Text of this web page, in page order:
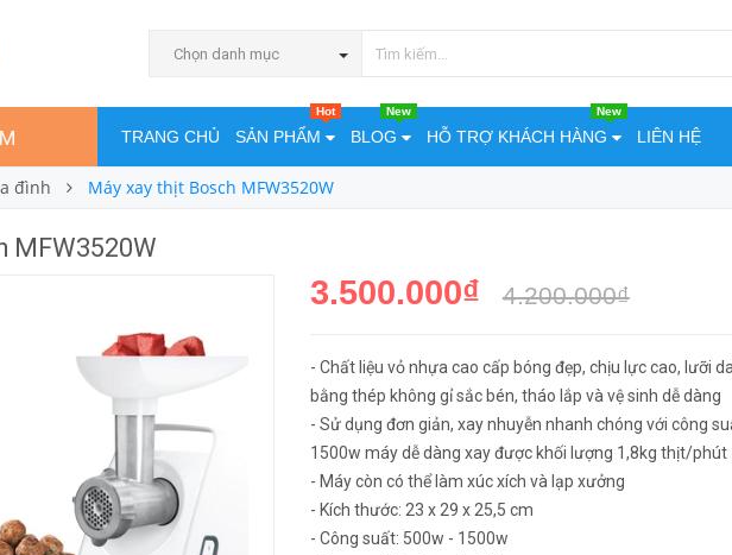
Chọn danh mục
TRANG CHỦ SẢN PHẨM
Hot
BLOG
New
HỖ TRỢ KHÁCH HÀNG
New
LIÊN HỆ
đình Máy xay thịt Bosch MFW3520W
MFW3520W
3.500.000₫ 4.200.000₫
- Chất liệu vỏ nhựa cao cấp bóng đẹp, chịu lực cao, lưỡi
bằng thép không gỉ sắc bén, tháo lắp và vệ sinh dễ dàng
- Sử dụng đơn giản, xay nhuyễn nhanh chóng với công
1500w máy dễ dàng xay được khối lượng 1,8kg thịt/phút
- Máy còn có thể làm xúc xích và lạp xưởng
- Kích thước: 23 x 29 x 25,5 cm
- Công suất: 500w - 1500w
MUA